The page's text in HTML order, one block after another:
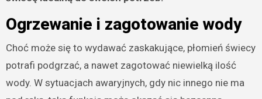
Ogrzewanie i zagotowanie wody
Choć może się to wydawać zaskakujące, płomień świecy
potrafi podgrzać, a nawet zagotować niewielką ilość
wody. W sytuacjach awaryjnych, gdy nic innego nie ma